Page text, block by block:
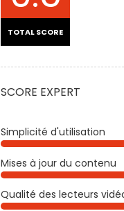
TOTAL SCORE
SCORE EXPERT
Simplicité d'utilisation
Mises à jour du contenu
Qualité des lecteurs